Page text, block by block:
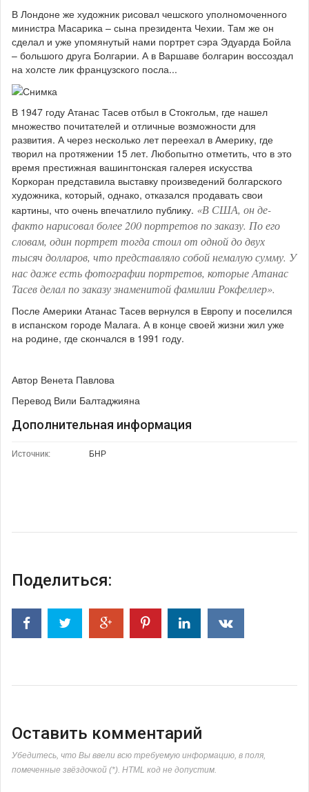
В Лондоне же художник рисовал чешского уполномоченного
министра Масарика – сына президента Чехии. Там же он
сделал и уже упомянутый нами портрет сэра Эдуарда Бойла
– большого друга Болгарии. А в Варшаве болгарин воссоздал
на холсте лик французского посла...
В 1947 году Атанас Тасев отбыл в Стокгольм, где нашел
множество почитателей и отличные возможности для
развития. А через несколько лет переехал в Америку, где
творил на протяжении 15 лет. Любопытно отметить, что в это
время престижная вашингтонская галерея искусства
Коркоран представила выставку произведений болгарского
художника, который, однако, отказался продавать свои
картины, что очень впечатлило публику. «В США, он де-
факто нарисовал более 200 портретов по заказу. По его
словам, один портрет тогда стоил от одной до двух
тысяч долларов, что представляло собой немалую сумму. У
нас даже есть фотографии портретов, которые Атанас
Тасев делал по заказу знаменитой фамилии Рокфеллер».
После Америки Атанас Тасев вернулся в Европу и поселился
в испанском городе Малага. А в конце своей жизни жил уже
на родине, где скончался в 1991 году.
Автор Венета Павлова
Перевод Вили Балтаджияна
Дополнительная информация
Источник: БНР
Поделиться:
Оставить комментарий
Убедитесь, что Вы ввели всю требуемую информацию, в поля,
помеченные звёздочкой (*). HTML код не допустим.